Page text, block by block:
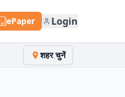
ePaper Login
शहर चुनें